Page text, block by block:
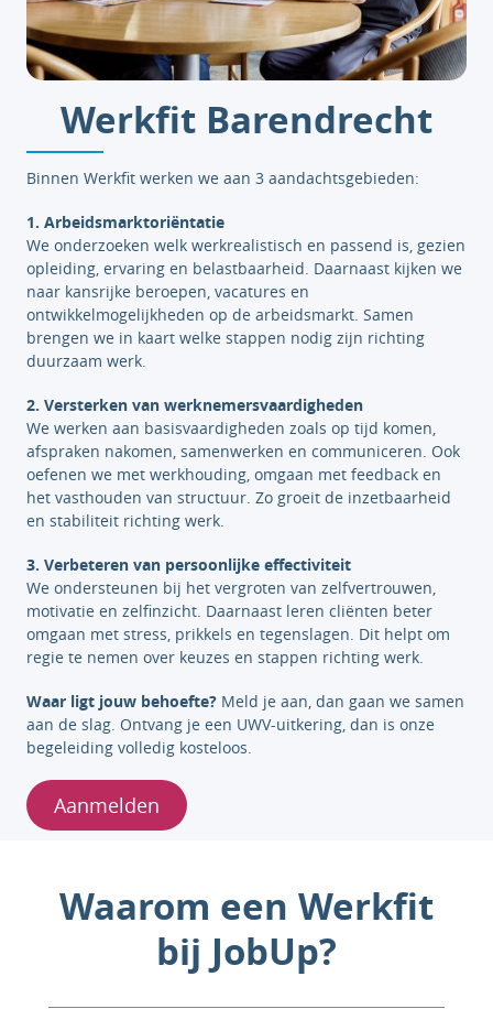
Werkfit Barendrecht
Binnen Werkfit werken we aan 3 aandachtsgebieden:
1. Arbeidsmarktoriëntatie
We onderzoeken welk werkrealistisch en passend is, gezien
opleiding, ervaring en belastbaarheid. Daarnaast kijken we
naar kansrijke beroepen, vacatures en
ontwikkelmogelijkheden op de arbeidsmarkt. Samen
brengen we in kaart welke stappen nodig zijn richting
duurzaam werk.
2. Versterken van werknemersvaardigheden
We werken aan basisvaardigheden zoals op tijd komen,
afspraken nakomen, samenwerken en communiceren. Ook
oefenen we met werkhouding, omgaan met feedback en
het vasthouden van structuur. Zo groeit de inzetbaarheid
en stabiliteit richting werk.
3. Verbeteren van persoonlijke effectiviteit
We ondersteunen bij het vergroten van zelfvertrouwen,
motivatie en zelfinzicht. Daarnaast leren cliënten beter
omgaan met stress, prikkels en tegenslagen. Dit helpt om
regie te nemen over keuzes en stappen richting werk.
Waar ligt jouw behoefte? Meld je aan, dan gaan we samen
aan de slag. Ontvang je een UWV-uitkering, dan is onze
begeleiding volledig kosteloos.
Aanmelden
Waarom een Werkfit
bij JobUp?